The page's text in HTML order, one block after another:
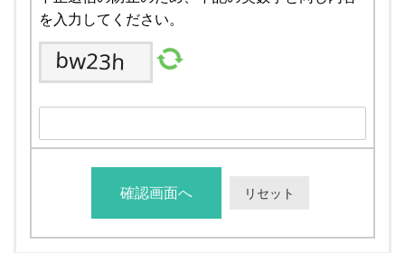
を入力してください。